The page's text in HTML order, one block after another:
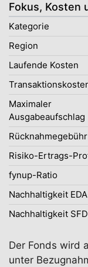
Fokus, Kosten
Kategorie
Region
Laufende Kosten
Maximaler
Ausgabeaufschlag
Rücknahmegebühr
Risiko-Ertrags-
fynup-Ratio
Nachhaltigkeit
Nachhaltigkeit
Der Fonds wird
unter